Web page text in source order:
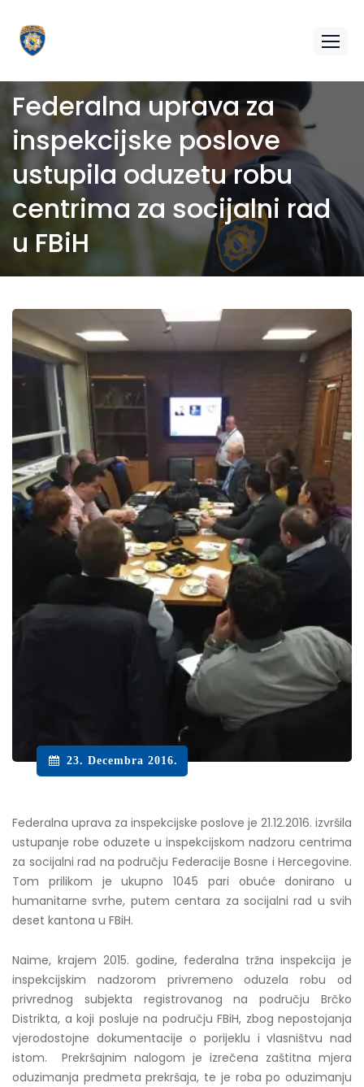
Federalna uprava za
inspekcijske poslove
ustupila oduzetu robu
centrima za socijalni rad
u FBiH
23. Decembra 2016.
Federalna uprava za inspekcijske poslove je 21.12.2016. izvršila
ustupanje robe oduzete u inspekcijskom nadzoru centrima
za socijalni rad na području Federacije Bosne i Hercegovine.
Tom prilikom je ukupno 1045 pari obuće donirano u
humanitarne svrhe, putem centara za socijalni rad u svih
deset kantona u FBiH.
Naime, krajem 2015. godine, federalna tržna inspekcija je
inspekcijskim nadzorom privremeno oduzela robu od
privrednog subjekta registrovanog na području Brčko
Distrikta, a koji posluje na području FBiH, zbog nepostojanja
vjerodostojne dokumentacije o porijeklu i vlasništvu nad
istom. Prekršajnim nalogom je izrečena zaštitna mjera
oduzimanja predmeta prekršaja, te je roba po oduzimanju